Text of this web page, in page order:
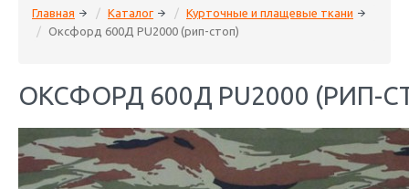
Главная Каталог
Курточные и плащевые ткани
Оксфорд 600Д PU2000 (рип-стоп)
ОКСФОРД 600Д PU2000 (РИП-